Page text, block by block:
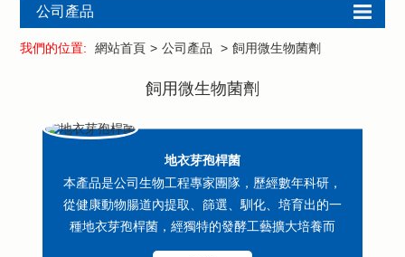
公司產品
酶制劑
植保系列產品
水產系列產品
我們的位置: 網站首頁 > 公司產品 > 飼用微生物菌劑
飼用微生物菌劑
地衣芽孢桿菌
本產品是公司生物工程專家團隊，歷經數年科研，
從健康動物腸道內提取、篩選、馴化、培育出的一
種地衣芽孢桿菌，經獨特的發酵工藝擴大培養而
成，具有繁殖能力快、形成芽孢多...